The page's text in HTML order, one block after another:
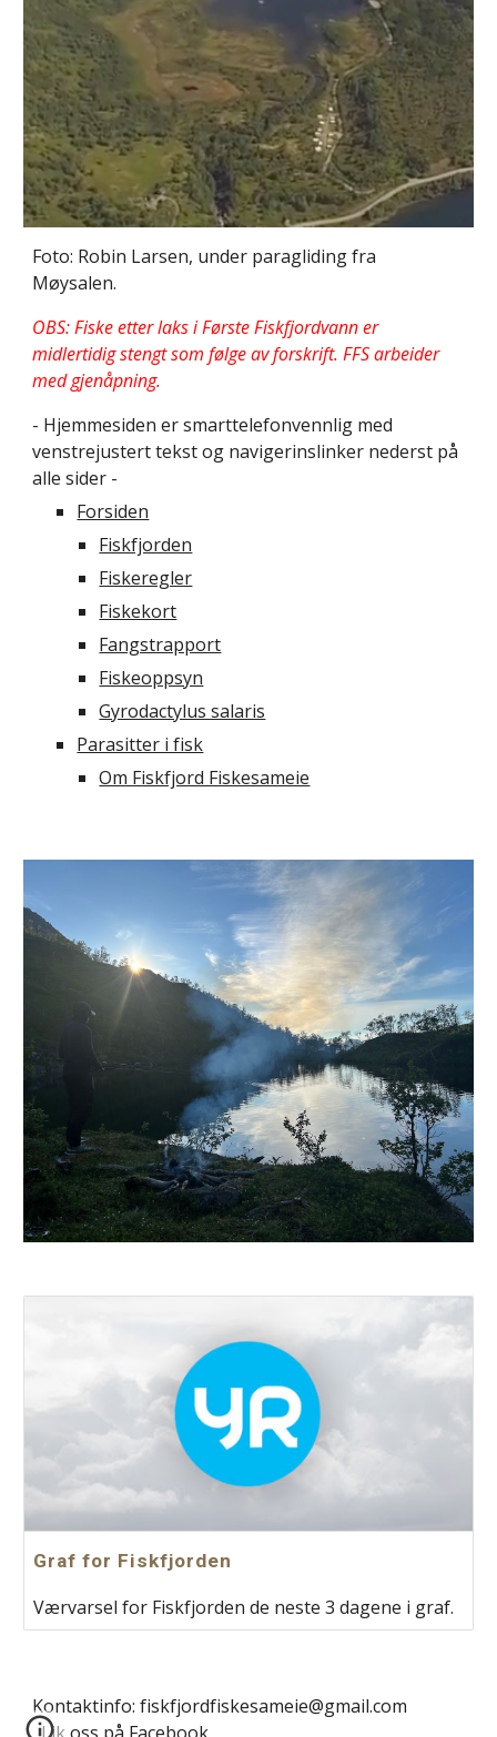
Foto: Robin Larsen, under paragliding fra
Møysalen.
OBS: Fiske etter laks i Første Fiskfjordvann er
midlertidig stengt som følge av forskrift. FFS arbeider
med gjenåpning.
- Hjemmesiden er smarttelefonvennlig med
venstrejustert tekst og navigerinslinker nederst på
alle sider -
Forsiden
Fiskfjorden
Fiskeregler
Fiskekort
Fangstrapport
Fiskeoppsyn
Gyrodactylus salaris
Parasitter i fisk
Om Fiskfjord Fiskesameie
Graf for Fiskfjorden
Værvarsel for Fiskfjorden de neste 3 dagene i graf.
Kontaktinfo: fiskfjordfiskesameie@gmail.com